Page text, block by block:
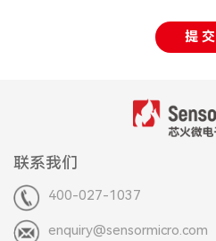
提 交
联系我们
400-027-1037
enquiry@sensormicro.com